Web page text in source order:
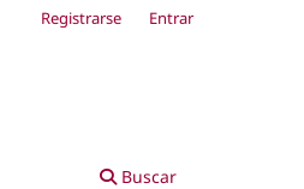
Buscar
Registrarse Entrar